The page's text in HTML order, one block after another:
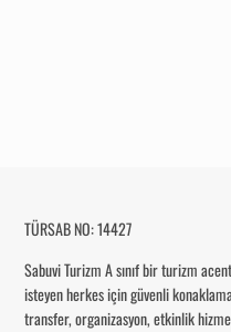
TÜRSAB NO: 14427
Sabuvi TurizmA sınıf bir turizm
isteyen herkes için güvenli
transfer, organizasyon, etkinlik